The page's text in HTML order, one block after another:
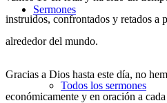
Sermones
Todos los sermones
instruidos, confrontados y retados a
alrededor del mundo.
Gracias a Dios hasta este día, no
económicamente y en oración a